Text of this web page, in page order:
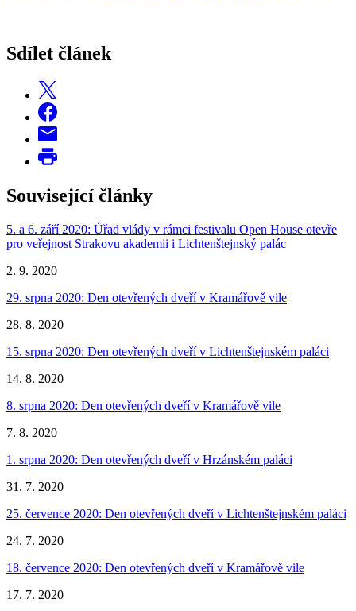
Sdílet článek
Související články
5. a 6. září 2020: Úřad vlády v rámci festivalu Open House otevře
pro veřejnost Strakovu akademii i Lichtenštejnský palác
2. 9. 2020
29. srpna 2020: Den otevřených dveří v Kramářově vile
28. 8. 2020
15. srpna 2020: Den otevřených dveří v Lichtenštejnském paláci
14. 8. 2020
8. srpna 2020: Den otevřených dveří v Kramářově vile
7. 8. 2020
1. srpna 2020: Den otevřených dveří v Hrzánském paláci
31. 7. 2020
25. července 2020: Den otevřených dveří v Lichtenštejnském paláci
24. 7. 2020
18. července 2020: Den otevřených dveří v Kramářově vile
17. 7. 2020